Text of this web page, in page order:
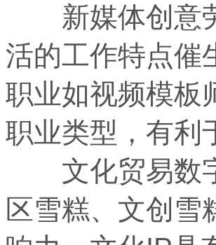
新媒体创意劳
活的工作特点催
职业如视频模板
职业类型，有
文化贸易数字
区雪糕、文创雪